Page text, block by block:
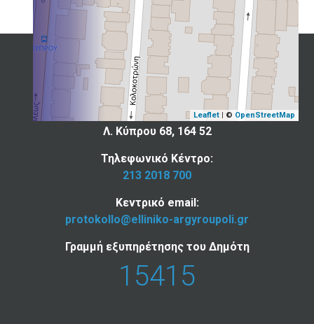
Leaflet| © OpenStreetMap
Επικοινωνία
Ελληνικού - Αργυρούπολης
Λ. Κύπρου 68, 164 52
Τηλεφωνικό Κέντρο:
213 2018 700
Κεντρικό email:
protokollo@elliniko-argyroupoli.gr
Γραμμή εξυπηρέτησης του Δημότη
15415